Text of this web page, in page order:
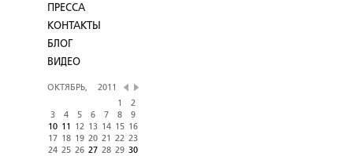
ПРЕССА
КОНТАКТЫ
БЛОГ
ВИДЕО
ОКТЯБРЬ,
2011
1
2
3
4 5 6 7 8
9
10 11 12 13 14 15
16
17
18 19 20 21 22 23
24 25 26 27 28 29 30